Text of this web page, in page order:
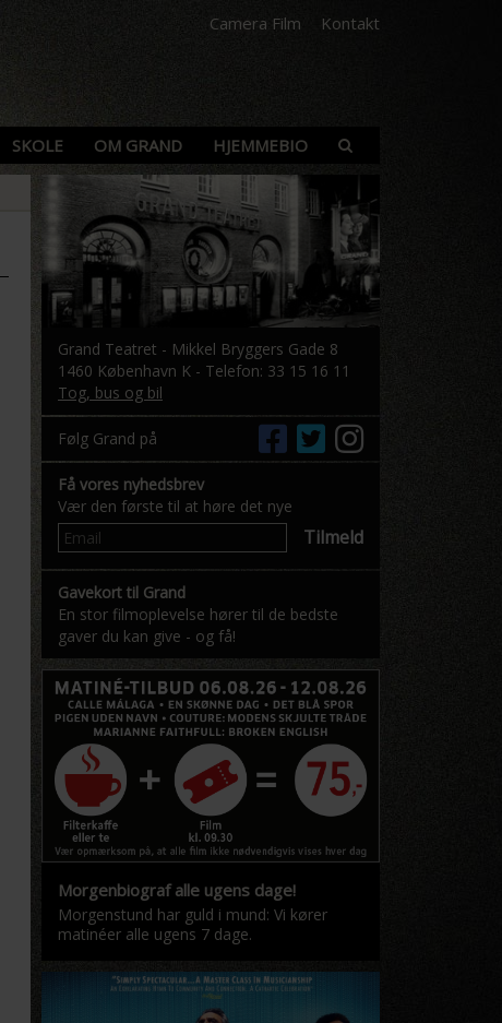
Camera Film Kontakt
SKOLE OM GRAND HJEMMEBIO
Grand Teatret - Mikkel Bryggers Gade 8
1460 København K - Telefon: 33 15 16 11
Tog, bus og bil
Følg Grand på
Få vores nyhedsbrev
Vær den første til at høre det nye
Tilmeld
Gavekort til Grand
En stor filmoplevelse hører til de bedste
gaver du kan give - og få!
Morgenbiograf alle ugens dage!
Morgenstund har guld i mund: Vi kører
matinéer alle ugens 7 dage.